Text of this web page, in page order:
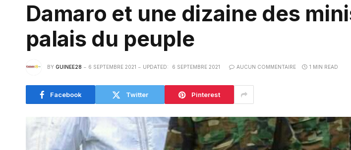
Damaro et une dizaine des
palais du peuple
BY GUINEE28 6 SEPTEMBRE 2021 UPDATED: 6 SEPTEMBRE 2021 AUCUN COMMENTAIRE 1 MIN READ
Facebook Twitter Pinterest